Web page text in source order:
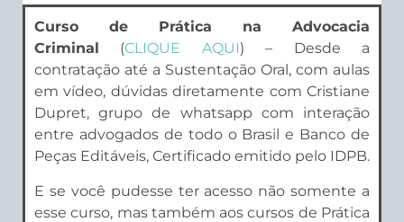
Curso de Prática na Advocacia
Criminal (CLIQUE AQUI) – Desde a
contratação até a Sustentação Oral, com aulas
em vídeo, dúvidas diretamente com Cristiane
Dupret, grupo de whatsapp com interação
entre advogados de todo o Brasil e Banco de
Peças Editáveis, Certificado emitido pelo IDPB.
E se você pudesse ter acesso não somente a
esse curso, mas também aos cursos de Prática